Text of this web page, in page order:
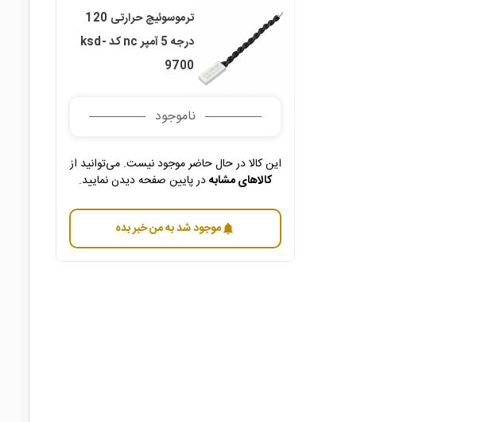
ترموسوئیچ حرارتی 120
درجه 5 آمپر nc کد ksd-
9700
ناموجود
این کالا در حال حاضر موجود نیست. می‌توانید از
کالاهای مشابهدر پایین صفحه دیدن نمایید.
notificationsموجود شد به من خبر بده